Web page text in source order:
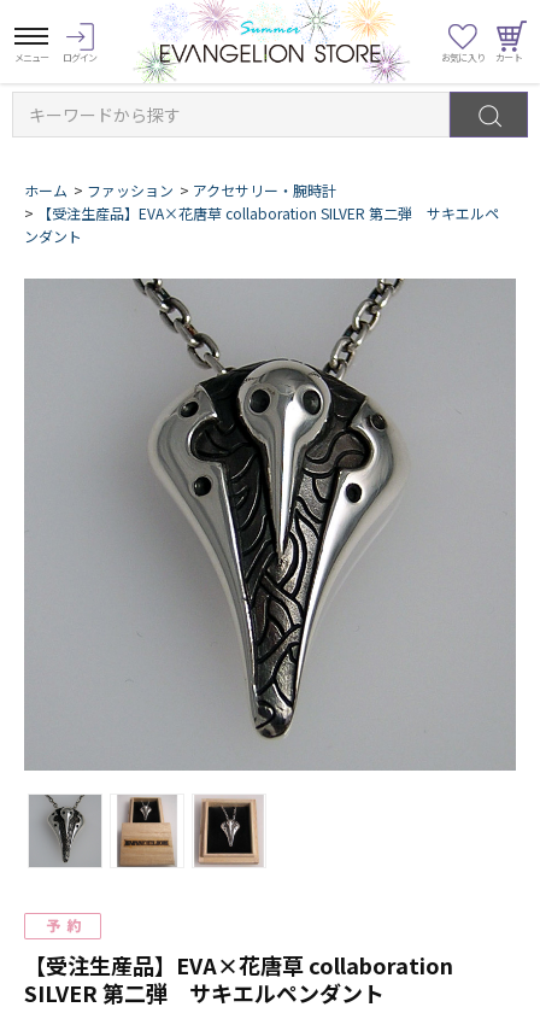
キーワードから探す
ホーム > ファッション > アクセサリー・腕時計
>
【受注生産品】EVA×花唐草 collaboration SILVER 第二弾 サキエルペ
ンダント
【受注生産品】EVA×花唐草 collaboration
SILVER 第二弾 サキエルペンダント